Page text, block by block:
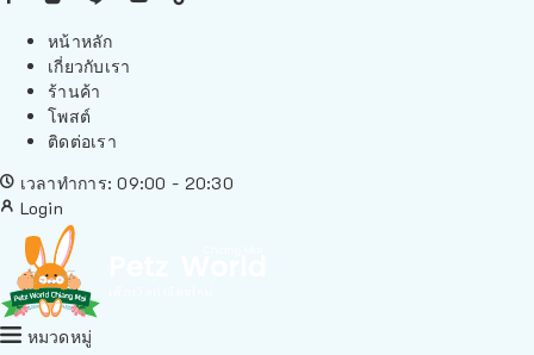
หน้าหลัก
เกี่ยวกับเรา
ร้านค้า
โพสต์
ติดต่อเรา
เวลาทำการ: 09:00 - 20:30
Login
หมวดหมู่